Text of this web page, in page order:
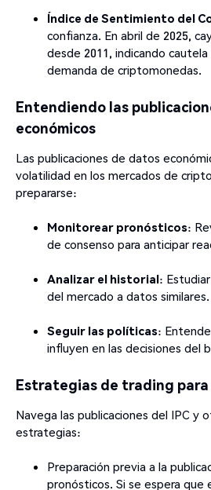
Índice de Sentimiento del
confianza. En abril de 2025,
desde 2011, indicando
demanda de criptomonedas.
Entendiendo las
económicos
Las publicaciones de datos
volatilidad en los mercados de
prepararse:
Monitorear pronósticos:
de consenso para anticipar
Analizar el historial:
del mercado a datos similares.
Seguir las políticas:
influyen en las decisiones del
Estrategias de trading para
Navega las publicaciones del IPC y
estrategias:
Preparación previa a la
pronósticos. Si se espera que